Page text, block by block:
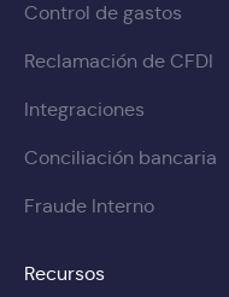
Control de gastos
Reclamación de CFDI
Integraciones
Conciliación bancaria
Fraude Interno
Recursos